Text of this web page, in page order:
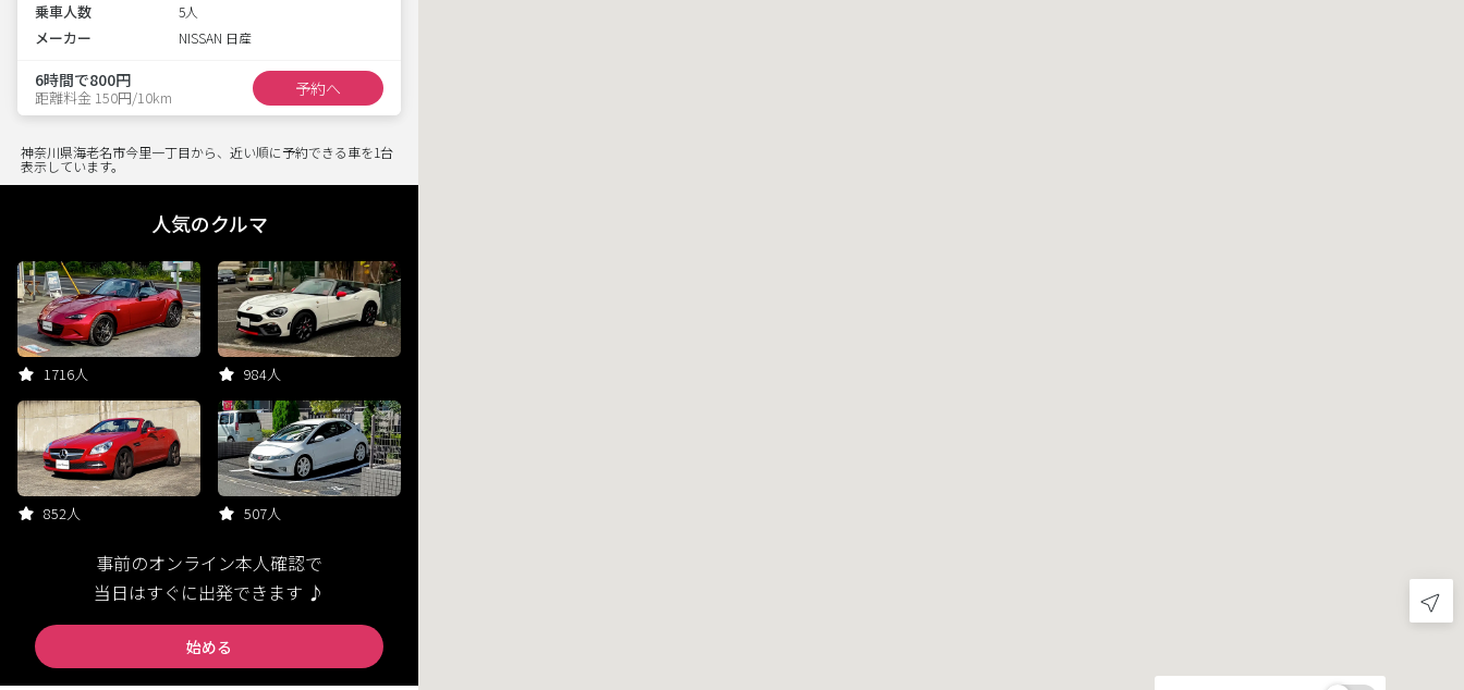
乗車人数 5人
メーカー NISSAN 日産
6時間で800円
距離料金 150円/10km 予約へ
神奈川県海老名市今里一丁目から、近い順に予約できる車を1台
表示しています。
人気のクルマ
1716人 984人
852人 507人
事前のオンライン本人確認で
当日はすぐに出発できます ♪
始める